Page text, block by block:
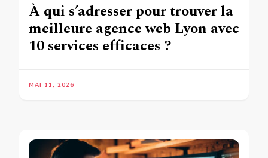
À qui s’adresser pour trouver la
meilleure agence web Lyon avec
10 services efficaces ?
MAI 11, 2026